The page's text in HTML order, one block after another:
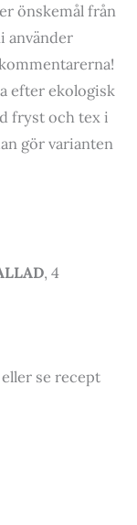
önskemål från
använder
efter ekologisk
fryst och tex i
gör varianten
, 4
se recept